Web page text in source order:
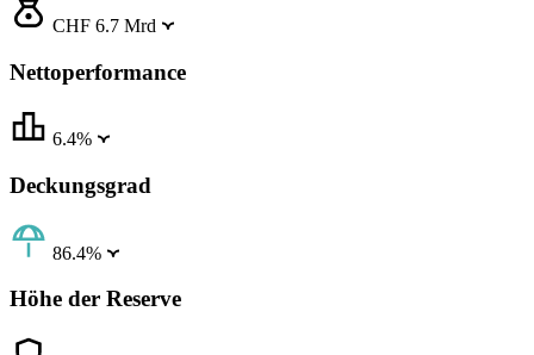
CHF 6.7 Mrd
Nettoperformance
6.4%
Deckungsgrad
86.4%
Höhe der Reserve